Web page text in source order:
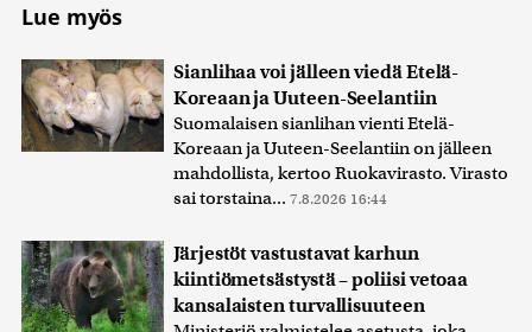
Lue myös
Sianlihaa voi jälleen viedä Etelä-
Koreaan ja Uuteen-Seelantiin
Suomalaisen sianlihan vienti Etelä-
Koreaan ja Uuteen-Seelantiin on jälleen
mahdollista, kertoo Ruokavirasto. Virasto
sai torstaina... 7.8.2026 16:44
Järjestöt vastustavat karhun
kiintiömetsästystä – poliisi vetoaa
kansalaisten turvallisuuteen